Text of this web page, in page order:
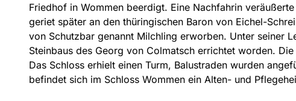
Friedhof in Wommen beerdigt. Eine Nachfahrin
geriet später an den thüringischen Baron von Eichel-
von Schutzbar genannt Milchling erworben. Unter seiner
Steinbaus des Georg von Colmatsch errichtet worden.
Das Schloss erhielt einen Turm, Balustraden wurden
befindet sich im Schloss Wommen ein Alten- und